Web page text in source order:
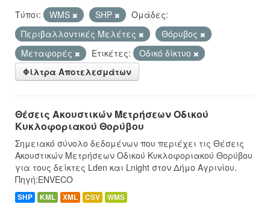
Τύποι: WMS SHP
Ομάδες:
Περιβαλλοντικές Μελέτες
Θόρυβος
Μεταφορές
Ετικέτες:
Οδικό δίκτυο
Φίλτρα Αποτελεσμάτων
Θέσεις Ακουστικών Μετρήσεων Οδικού
Κυκλοφοριακού Θορύβου
Σημειακό σύνολο δεδομένων που περιέχει τις Θέσεις
Ακουστικών Μετρήσεων Οδικού Κυκλοφοριακού Θορύβου
για τους δείκτες Lden και Lnight στον Δήμο Αγρινίου.
Πηγή:ENVECO
SHP KML XML CSV WMS